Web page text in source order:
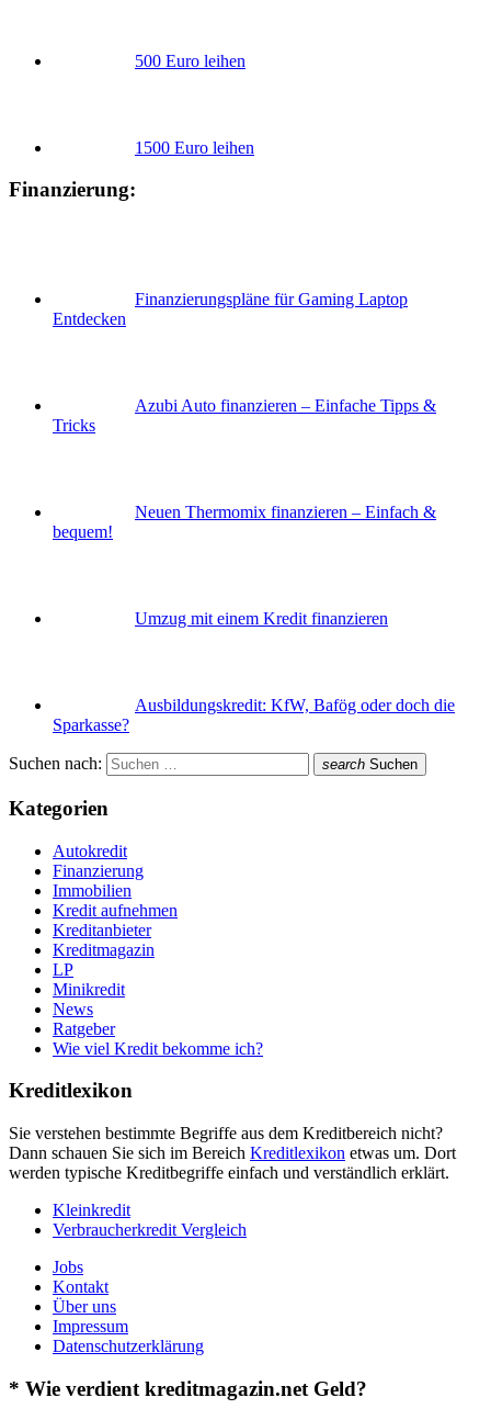
500 Euro leihen
1500 Euro leihen
Finanzierung:
Finanzierungspläne für Gaming Laptop
Entdecken
Azubi Auto finanzieren – Einfache Tipps &
Tricks
Neuen Thermomix finanzieren – Einfach &
bequem!
Umzug mit einem Kredit finanzieren
Ausbildungskredit: KfW, Bafög oder doch die
Sparkasse?
Suchen nach: search Suchen
Kategorien
Autokredit
Finanzierung
Immobilien
Kredit aufnehmen
Kreditanbieter
Kreditmagazin
LP
Minikredit
News
Ratgeber
Wie viel Kredit bekomme ich?
Kreditlexikon
Sie verstehen bestimmte Begriffe aus dem Kreditbereich nicht?
Dann schauen Sie sich im Bereich Kreditlexikon etwas um. Dort
werden typische Kreditbegriffe einfach und verständlich erklärt.
Kleinkredit
Verbraucherkredit Vergleich
Jobs
Kontakt
Über uns
Impressum
Datenschutzerklärung
* Wie verdient kreditmagazin.net Geld?